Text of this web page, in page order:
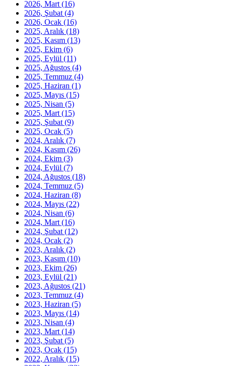
2026, Mart (16)
2026, Şubat (4)
2026, Ocak (16)
2025, Aralık (18)
2025, Kasım (13)
2025, Ekim (6)
2025, Eylül (11)
2025, Ağustos (4)
2025, Temmuz (4)
2025, Haziran (1)
2025, Mayıs (15)
2025, Nisan (5)
2025, Mart (15)
2025, Şubat (9)
2025, Ocak (5)
2024, Aralık (7)
2024, Kasım (26)
2024, Ekim (3)
2024, Eylül (7)
2024, Ağustos (18)
2024, Temmuz (5)
2024, Haziran (8)
2024, Mayıs (22)
2024, Nisan (6)
2024, Mart (16)
2024, Şubat (12)
2024, Ocak (2)
2023, Aralık (2)
2023, Kasım (10)
2023, Ekim (26)
2023, Eylül (21)
2023, Ağustos (21)
2023, Temmuz (4)
2023, Haziran (5)
2023, Mayıs (14)
2023, Nisan (4)
2023, Mart (14)
2023, Şubat (5)
2023, Ocak (15)
2022, Aralık (15)